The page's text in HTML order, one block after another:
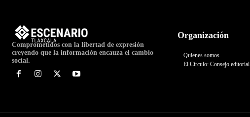
Comprometidos con la libertad de expresión
creyendo que la información encauza el cambio
social.
Organización
Quienes somos
El Círculo: Consejo editorial